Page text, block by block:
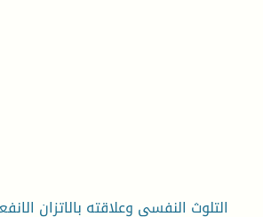
التلوث النفسي وعلاقته بالاتزان